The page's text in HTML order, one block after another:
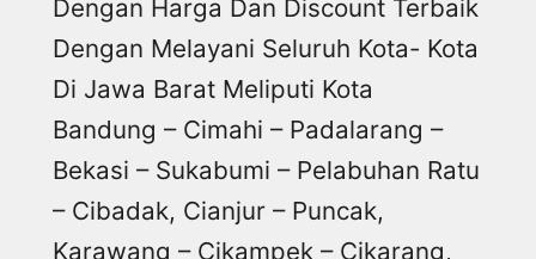
Dengan Harga Dan Discount Terbaik
Dengan Melayani Seluruh Kota- Kota
Di Jawa Barat Meliputi Kota
Bandung – Cimahi – Padalarang –
Bekasi – Sukabumi – Pelabuhan Ratu
– Cibadak, Cianjur – Puncak,
Karawang – Cikampek – Cikarang,